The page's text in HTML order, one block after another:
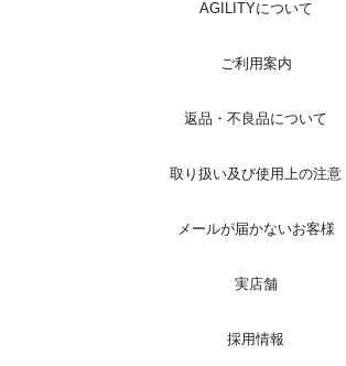
AGILITYについて
ご利用案内
返品・不良品について
取り扱い及び使用上の注意
メールが届かないお客様
実店舗
採用情報